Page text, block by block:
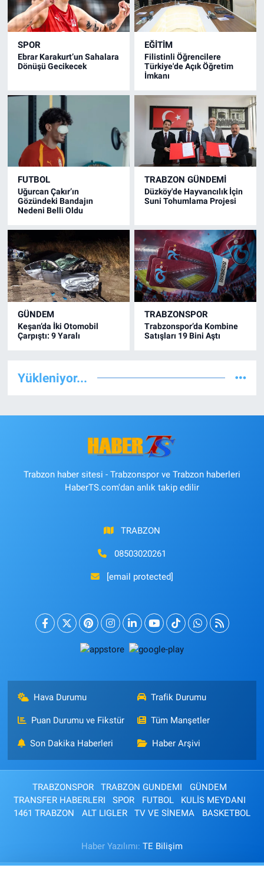
SPOR
Ebrar Karakurt’un Sahalara
Dönüşü Gecikecek
EĞİTİM
Filistinli Öğrencilere
Türkiye'de Açık Öğretim
İmkanı
FUTBOL
Uğurcan Çakır’ın
Gözündeki Bandajın
Nedeni Belli Oldu
TRABZON GÜNDEMİ
Düzköy'de Hayvancılık İçin
Suni Tohumlama Projesi
GÜNDEM
Keşan’da İki Otomobil
Çarpıştı: 9 Yaralı
TRABZONSPOR
Trabzonspor’da Kombine
Satışları 19 Bini Aştı
Yükleniyor...
Trabzon haber sitesi - Trabzonspor ve Trabzon haberleri
HaberTS.com'dan anlık takip edilir
TRABZON
08503020261
[email protected]
Hava Durumu Trafik Durumu
Puan Durumu ve Fikstür Tüm Manşetler
Son Dakika Haberleri Haber Arşivi
TRABZONSPOR TRABZON GUNDEMI
GÜNDEM
TRANSFER HABERLERI
SPOR FUTBOL
KULİS MEYDANI
1461 TRABZON
ALT LIGLER TV VE SİNEMA BASKETBOL
Haber Yazılımı: TE Bilişim